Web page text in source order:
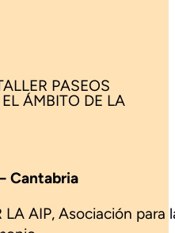
PASEOS
EL ÁMBITO DE LA
Cantabria
LA AIP, Asociación para